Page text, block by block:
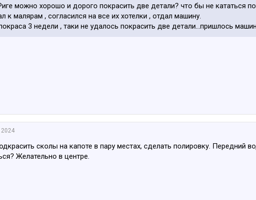
можно хорошо и дорого покрасить две детали? что бы не кататься
к малярам , согласился на все их хотелки , отдал машину.
3 недели , таки не удалось покрасить две детали...пришлось
2024
сколы на капоте в пару местах, сделать полировку. Передний
Желательно в центре.